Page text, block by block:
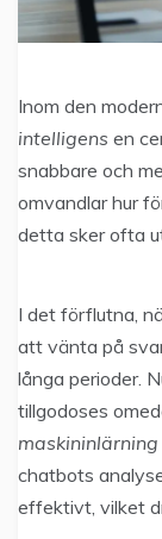
Inom den
intelligens en
snabbare och
omvandlar hur
detta sker ofta
I det förflutna,
att vänta på
långa perioder.
tillgodoses
maskininlärning
chatbots
effektivt, vilket